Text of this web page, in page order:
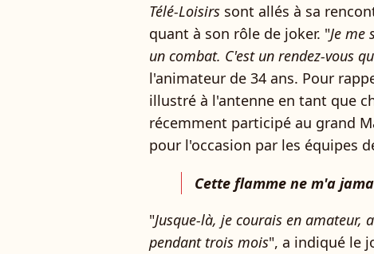
Télé-Loisirs sont allés à sa
quant à son rôle de joker. "Je me
un combat. C'est un rendez-vous
l'animateur de 34 ans. Pour
illustré à l'antenne en tant que
récemment participé au grand
pour l'occasion par les équipes
Cette flamme ne m'a
"Jusque-là, je courais en amateur,
pendant trois mois", a indiqué le